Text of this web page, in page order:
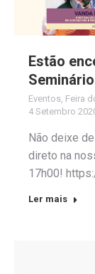
Estão
Eventos Feira
4 Setembro
Não deixe
direto na
17h00!
Ler mais